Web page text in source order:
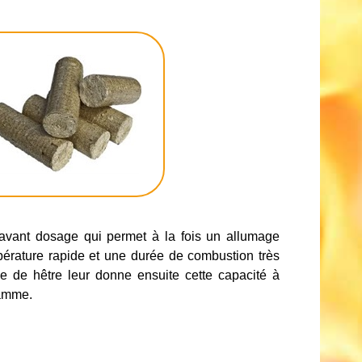
dosage qui permet à la fois un allumage
rapide et une durée de combustion très
de hêtre leur donne ensuite cette capacité à